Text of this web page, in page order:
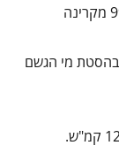
תאורה טבעית רכה בשעות היום תוך חסימת 99% מקרינה
בהסטת מי הגשם